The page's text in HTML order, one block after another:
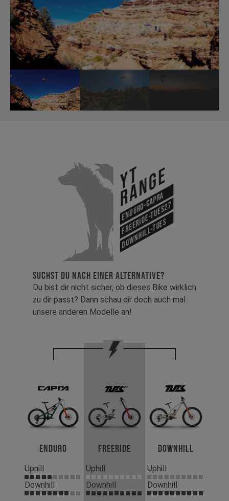
YT
Range
Enduro-Capra
Freeride-Tues27
Downhill-Tues
SUCHST DU NACH EINER ALTERNATIVE?
Du bist dir nicht sicher, ob dieses Bike wirklich
zu dir passt? Dann schau dir doch auch mal
unsere anderen Modelle an!
Enduro
Uphill
Downhill
Freeride
Uphill
Downhill
Downhill
Uphill
Downhill